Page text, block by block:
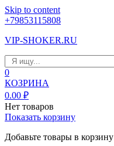
Skip to content
+79853115808
VIP-SHOKER.RU
0
КОЗРИНА
0.00 ₽
Нет товаров
Показать корзину
Добавьте товары в корзину